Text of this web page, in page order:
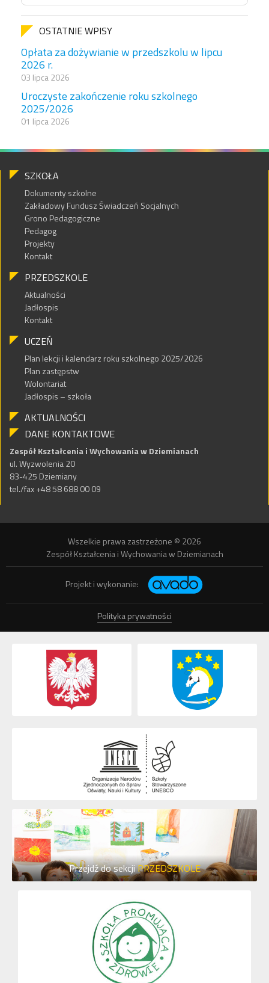
OSTATNIE WPISY
Opłata za dożywianie w przedszkolu w lipcu
2026 r.
03 lipca 2026
Uroczyste zakończenie roku szkolnego
2025/2026
01 lipca 2026
SZKOŁA
Dokumenty szkolne
Zakładowy Fundusz Świadczeń Socjalnych
Grono Pedagogiczne
Pedagog
Projekty
Kontakt
PRZEDSZKOLE
Aktualności
Jadłospis
Kontakt
UCZEŃ
Plan lekcji i kalendarz roku szkolnego 2025/2026
Plan zastępstw
Wolontariat
Jadłospis – szkoła
AKTUALNOŚCI
DANE KONTAKTOWE
Zespół Kształcenia i Wychowania w Dziemianach
ul. Wyzwolenia 20
83-425 Dziemiany
tel./fax +48 58 688 00 09
Wszelkie prawa zastrzeżone © 2026
Zespół Kształcenia i Wychowania w Dziemianach
Projekt i wykonanie:
Polityka prywatności
Przejdź do sekcjiPRZEDSZKOLE